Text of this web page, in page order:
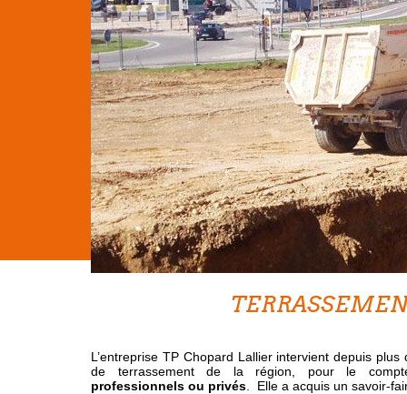
L’entreprise TP Chopard Lallier intervient depuis
de terrassement de la région, pour le
professionnels ou privés . Elle a acquis un savoir-